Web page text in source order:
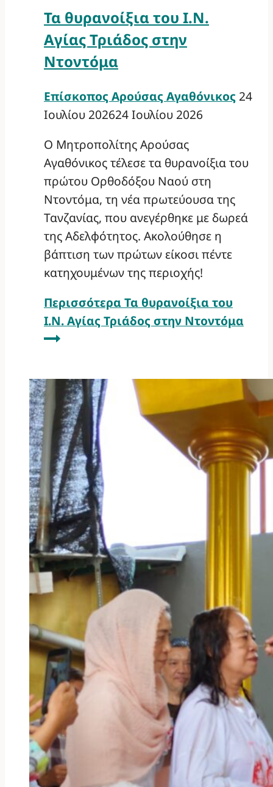
Τα θυρανοίξια του Ι.Ν.
Αγίας Τριάδος στην
Ντοντόμα
Επίσκοπος Αρούσας Αγαθόνικος 24
Ιουλίου 202624 Ιουλίου 2026
Ο Μητροπολίτης Αρούσας
Αγαθόνικος τέλεσε τα θυρανοίξια του
πρώτου Ορθοδόξου Ναού στη
Ντοντόμα, τη νέα πρωτεύουσα της
Τανζανίας, που ανεγέρθηκε με δωρεά
της Αδελφότητος. Ακολούθησε η
βάπτιση των πρώτων είκοσι πέντε
κατηχουμένων της περιοχής!
Περισσότερα Τα θυρανοίξια του
Ι.Ν. Αγίας Τριάδος στην Ντοντόμα